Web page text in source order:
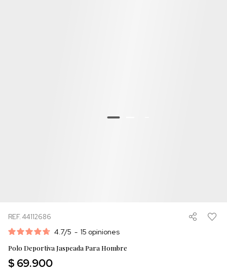
REF. 44112686
4.7/5 - 15 opiniones
Polo Deportiva Jaspeada Para Hombre
$ 69.900